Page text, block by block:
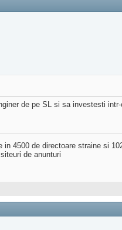
de pe SL si sa investesti
in 4500 de directoare straine si
de anunturi